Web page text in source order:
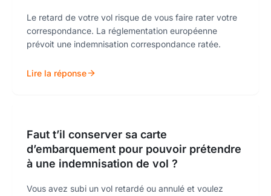
Le retard de votre vol risque de vous faire rater votre
correspondance. La réglementation européenne
prévoit une indemnisation correspondance ratée.
Lire la réponse
Faut t’il conserver sa carte
d’embarquement pour pouvoir prétendre
à une indemnisation de vol ?
Vous avez subi un vol retardé ou annulé et voulez